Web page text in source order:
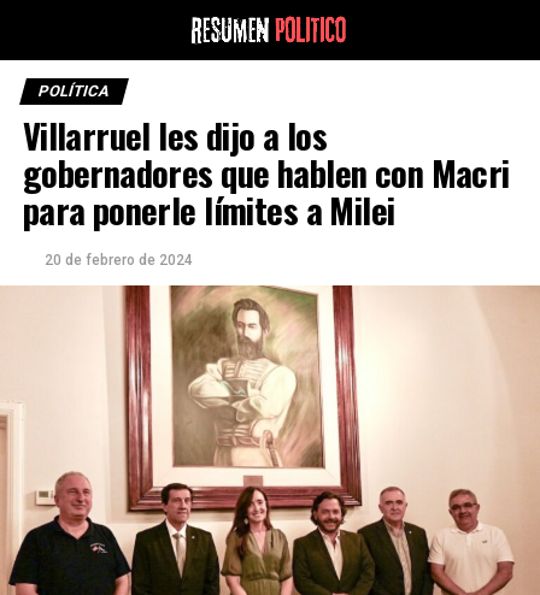
POLÍTICA
Villarruel les dijo a los
gobernadores que hablen con Macri
para ponerle límites a Milei
20 de febrero de 2024